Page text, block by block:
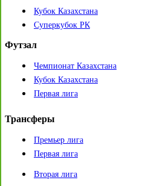
Кубок Казахстана
Суперкубок РК
Футзал
Чемпионат Казахстана
Кубок Казахстана
Первая лига
Трансферы
Премьер лига
Первая лига
Вторая лига